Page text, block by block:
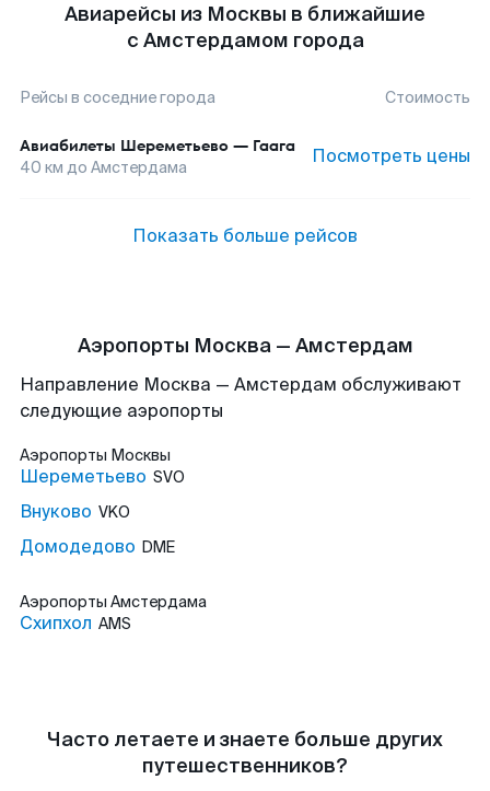
Авиарейсы из Москвы в ближайшие
с Амстердамом города
Рейсы в соседние города Стоимость
Авиабилеты Шереметьево — Гаага
40 км до Амстердама Посмотреть цены
Показать больше рейсов
Аэропорты Москва — Амстердам
Направление Москва — Амстердам обслуживают
следующие аэропорты
Аэропорты Москвы
Шереметьево SVO
Внуково VKO
Домодедово DME
Аэропорты Амстердама
Схипхол AMS
Часто летаете и знаете больше других
путешественников?